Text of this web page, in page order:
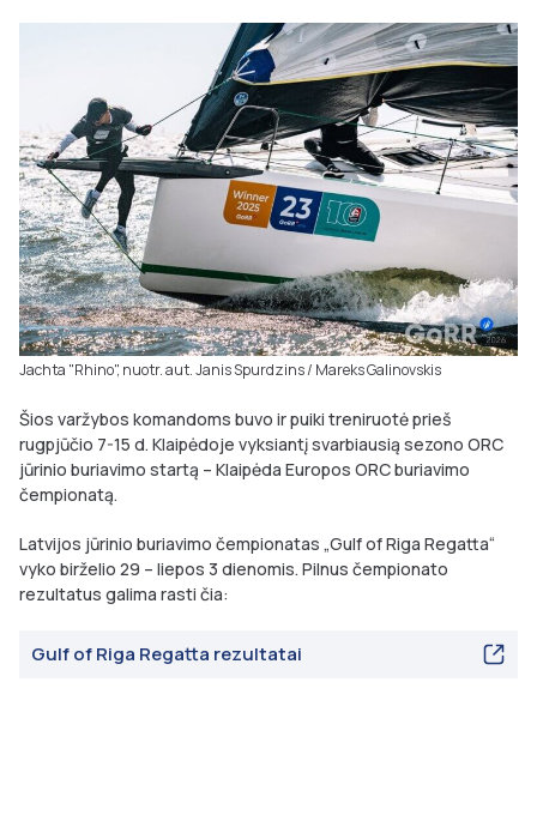
Jachta "Rhino", nuotr. aut. Janis Spurdzins / Mareks Galinovskis
Šios varžybos komandoms buvo ir puiki treniruotė prieš
rugpjūčio 7-15 d. Klaipėdoje vyksiantį svarbiausią sezono ORC
jūrinio buriavimo startą – Klaipėda Europos ORC buriavimo
čempionatą.
Latvijos jūrinio buriavimo čempionatas „Gulf of Riga Regatta“
vyko birželio 29 – liepos 3 dienomis. Pilnus čempionato
rezultatus galima rasti čia:
Gulf of Riga Regatta rezultatai